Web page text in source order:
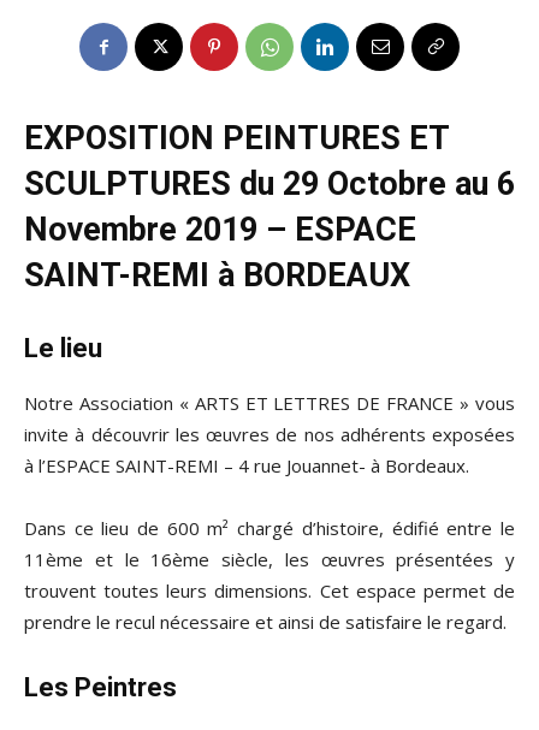
EXPOSITION PEINTURES ET
SCULPTURES du 29 Octobre au 6
Novembre 2019 – ESPACE
SAINT-REMI à BORDEAUX
Le lieu
Notre Association « ARTS ET LETTRES DE FRANCE » vous
invite à découvrir les œuvres de nos adhérents exposées
à l’ESPACE SAINT-REMI – 4 rue Jouannet- à Bordeaux.
Dans ce lieu de 600 m² chargé d’histoire, édifié entre le
11ème et le 16ème siècle, les œuvres présentées y
trouvent toutes leurs dimensions. Cet espace permet de
prendre le recul nécessaire et ainsi de satisfaire le regard.
Les Peintres